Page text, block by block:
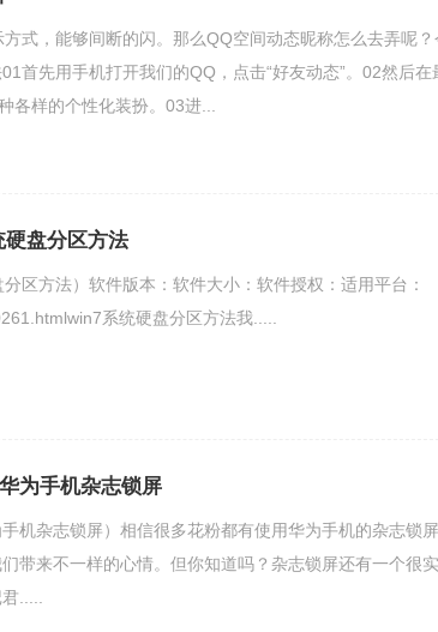
式，能够间断的闪。那么QQ空间动态昵称怎么去弄呢？
首先用手机打开我们的QQ，点击“好友动态”。02然后在
各样的个性化装扮。03进...
盘分区方法
区方法）软件版本：软件大小：软件授权：适用平台：
系统硬盘分区方法我.....
为手机杂志锁屏
机杂志锁屏）相信很多花粉都有使用华为手机的杂志锁屏
带来不一样的心情。但你知道吗？杂志锁屏还有一个很实
.....